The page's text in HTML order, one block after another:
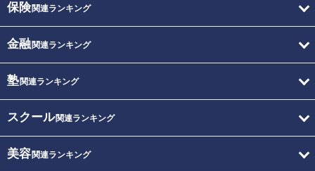
保険関連ランキング
金融関連ランキング
塾関連ランキング
スクール関連ランキング
美容関連ランキング